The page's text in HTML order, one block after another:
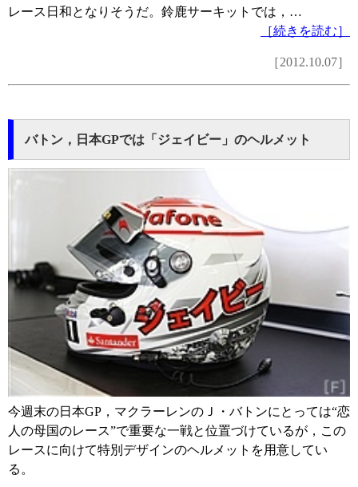
レース日和となりそうだ。鈴鹿サーキットでは，…
［続きを読む］
［2012.10.07］
バトン，日本GPでは「ジェイビー」のヘルメット
今週末の日本GP，マクラーレンのＪ・バトンにとっては“恋
人の母国のレース”で重要な一戦と位置づけているが，この
レースに向けて特別デザインのヘルメットを用意してい
る。